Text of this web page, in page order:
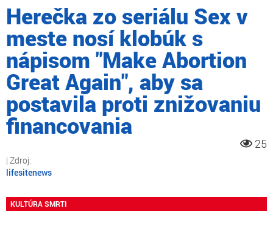
Herečka zo seriálu Sex v
meste nosí klobúk s
nápisom "Make Abortion
Great Again", aby sa
postavila proti znižovaniu
financovania
25
lifesitenews
KULTÚRA SMRTI